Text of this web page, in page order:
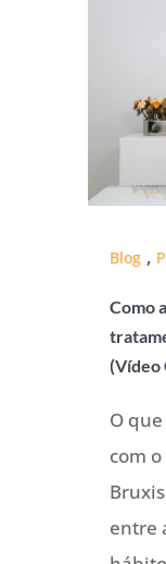
Blog ,
Como
(Vídeo
O
com
entre